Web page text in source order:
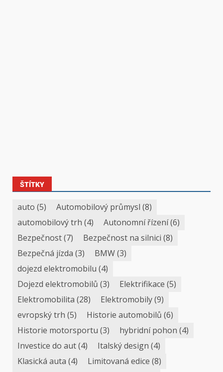
ŠTÍTKY
auto (5) Automobilový průmysl (8)
automobilový trh (4) Autonomní řízení(6)
Bezpečnost(7) Bezpečnost na silnici (8)
Bezpečná jízda (3) BMW(3)
dojezd elektromobilu (4)
Dojezd elektromobilů (3) Elektrifikace (5)
Elektromobilita (28) Elektromobily(9)
evropský trh (5) Historie automobilů (6)
Historie motorsportu (3) hybridní pohon (4)
Investice do aut(4) Italský design (4)
Klasická auta (4) Limitovaná edice (8)